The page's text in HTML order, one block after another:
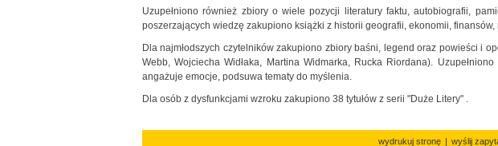
Uzupełniono również zbiory o wiele pozycji literatury faktu, autobiografii,
poszerzających wiedzę zakupiono książki z historii geografii, ekonomii, finansów,
Dla najmłodszych czytelników zakupiono zbiory baśni, legend oraz powieści i
Webb, Wojciecha Widłaka, Martina Widmarka, Rucka Riordana).
angażuje emocje, podsuwa tematy do myślenia.
Dla osób z dysfunkcjami wzroku zakupiono 38 tytułów z serii "Duże Litery" .
wydrukuj stronę | wyślij